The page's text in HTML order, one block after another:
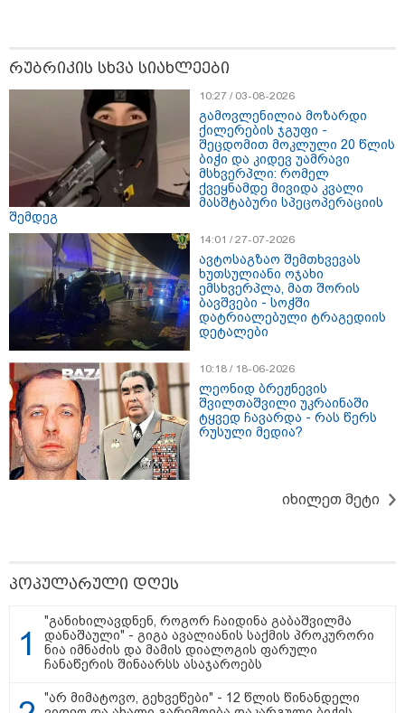
11:17 / 08-08-2026
არშემდგარი ქორწინება 15 წლით უფროს
ქართველთან - ალინა კაბაევას საიდუმლო
ცხოვრება: როგორ გამოიყურებოდა ის პლასტიკურ
ოპერაციებამდე
16:22 / 08-08-2026
ღალატი" - როგორ ეხმაურება
ნიკა გვარამია აგვისტოს ომთან
დაკავშირებით ირაკლი
კობახიძის განცხადებას?
15:58 / 08-08-2026
"ახლა მე ერთი წინადადება
რომ ვთქვა, ის გახდის ნათელს,
თუ რატომ იყო ნია იმნაძე
წამქეზებელი, ნია იმნაძისგან
გამოსული ინფორმაციაა ეს...
მას მაქსიმალური სასჯელი
მიესჯება " - ეკა კუპატაძე
15:03 / 08-08-2026
ბეჭდები, ოჯახის რელიკვია,
"ძალიან ბევრ ინფორმაციას
ვიღებთ ხალხისგან" - რას წერს
ადვოკატი ტარიელ კაკაბაძე
რუბრიკის სხვა სიახლეები
10:27 / 03-08-2026
გამოვლენილია მოზარდი
ქილერების ჯგუფი -
შეცდომით მოკლული 20 წლის
ბიჭი და კიდევ უამრავი
მსხვერპლი: რომელ
ქვეყნამდე მივიდა კვალი
მასშტაბური სპეცოპერაციის
შემდეგ
14:01 / 27-07-2026
ავტოსაგზაო შემთხვევას
ხუთსულიანი ოჯახი
ემსხვერპლა, მათ შორის
ბავშვები - სოჭში
დატრიალებული ტრაგედიის
დეტალები
10:18 / 18-06-2026
ლეონიდ ბრეჟნევის
შვილთაშვილი უკრაინაში
ტყვედ ჩავარდა - რას წერს
რუსული მედია?
იხილეთ მეტი
პოპულარული დღეს
"განიხილავდნენ, როგორ ჩაიდინა გაბაშვილმა
დანაშაული" - გიგა ავალიანის საქმის პროკურორი
ნია იმნაძის და მამის დიალოგის ფარული
ჩანაწერის შინაარსს ასაჯაროებს
"არ მიმატოვო, გეხვეწები" - 12 წლის წინანდელი